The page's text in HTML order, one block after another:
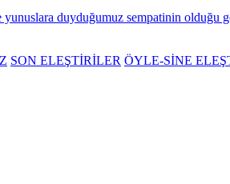
yunuslara duyduğumuz sempatinin
SON ELEŞTİRİLER ÖYLE-SİNE